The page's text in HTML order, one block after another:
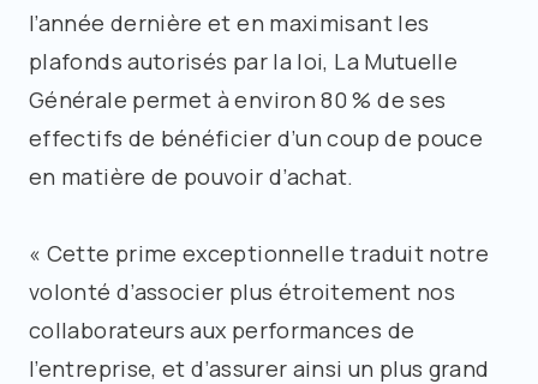
l’année dernière et en maximisant les
plafonds autorisés par la loi, La Mutuelle
Générale permet à environ 80 % de ses
effectifs de bénéficier d’un coup de pouce
en matière de pouvoir d’achat.
« Cette prime exceptionnelle traduit notre
volonté d’associer plus étroitement nos
collaborateurs aux performances de
l’entreprise, et d’assurer ainsi un plus grand